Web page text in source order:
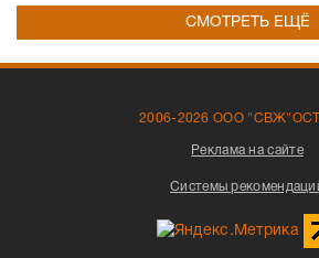
СМОТРЕТЬ ЕЩЁ
2006-2026 ООО
Реклама на сайте
Системы